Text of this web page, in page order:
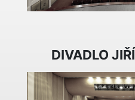
DIVADLO